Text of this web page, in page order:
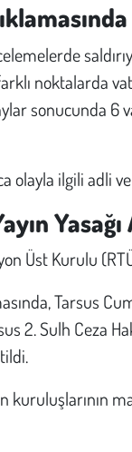
noktalarda
sonucunda 6
olayla ilgili adli
Yasağı
Üst Kurulu
Tarsus
2. Sulh Ceza
kuruluşlarının